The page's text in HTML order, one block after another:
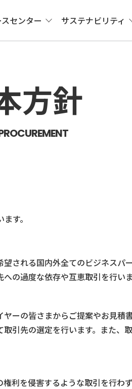
センター サステナビリティ
方針
す。
される国内外全てのビジネスパ
の過度な依存や互恵取引を行いま
ーの皆さまからご提案やお見積
引先の選定を行います。また、
利を侵害するような取引を行わ